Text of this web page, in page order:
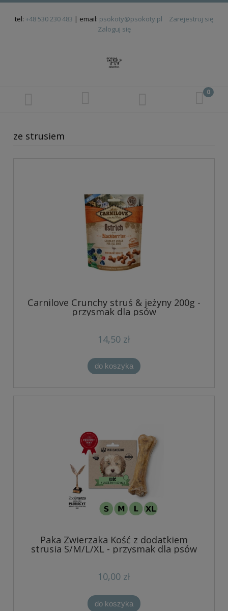
tel: +48 530 230 483 | email: psokoty@psokoty.pl
Zarejestruj się
Zaloguj się
ze strusiem
Carnilove Crunchy struś & jeżyny 200g -
przysmak dla psów
14,50 zł
do koszyka
Paka Zwierzaka Kość z dodatkiem
strusia S/M/L/XL - przysmak dla psów
10,00 zł
do koszyka